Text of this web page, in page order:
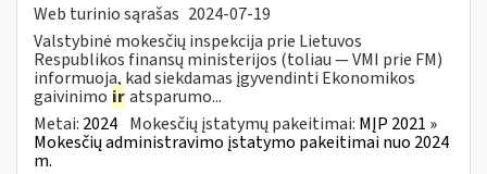
Web turinio sąrašas 2024-07-19
Valstybinė mokesčių inspekcija prie Lietuvos
Respublikos finansų ministerijos (toliau — VMI prie FM)
informuoja, kad siekdamas įgyvendinti Ekonomikos
gaivinimo iratsparumo...
Metai: 2024 Mokesčių įstatymų pakeitimai: MĮP 2021 »
Mokesčių administravimo įstatymo pakeitimai nuo 2024
m.